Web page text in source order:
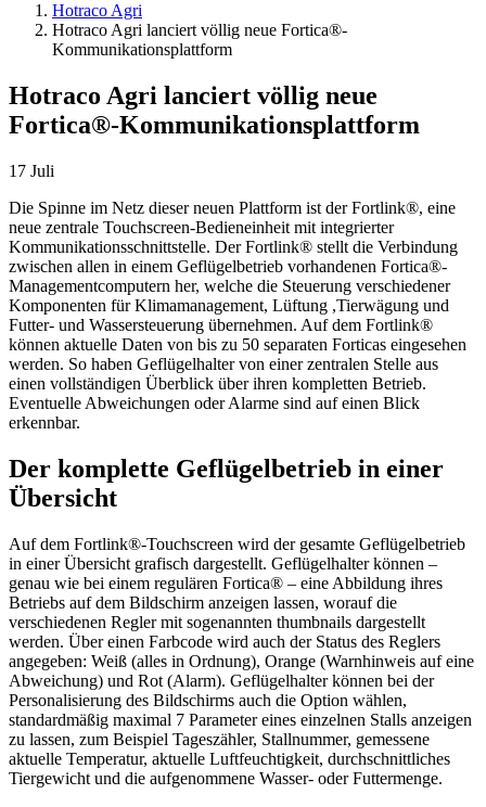
Hotraco Agri
Hotraco Agri lanciert völlig neue Fortica®-
Kommunikationsplattform
Hotraco Agri lanciert völlig neue
Fortica®-Kommunikationsplattform
17 Juli
Die Spinne im Netz dieser neuen Plattform ist der Fortlink®, eine
neue zentrale Touchscreen-Bedieneinheit mit integrierter
Kommunikationsschnittstelle. Der Fortlink® stellt die Verbindung
zwischen allen in einem Geflügelbetrieb vorhandenen Fortica®-
Managementcomputern her, welche die Steuerung verschiedener
Komponenten für Klimamanagement, Lüftung ,Tierwägung und
Futter- und Wassersteuerung übernehmen. Auf dem Fortlink®
können aktuelle Daten von bis zu 50 separaten Forticas eingesehen
werden. So haben Geflügelhalter von einer zentralen Stelle aus
einen vollständigen Überblick über ihren kompletten Betrieb.
Eventuelle Abweichungen oder Alarme sind auf einen Blick
erkennbar.
Der komplette Geflügelbetrieb in einer
Übersicht
Auf dem Fortlink®-Touchscreen wird der gesamte Geflügelbetrieb
in einer Übersicht grafisch dargestellt. Geflügelhalter können –
genau wie bei einem regulären Fortica® – eine Abbildung ihres
Betriebs auf dem Bildschirm anzeigen lassen, worauf die
verschiedenen Regler mit sogenannten thumbnails dargestellt
werden. Über einen Farbcode wird auch der Status des Reglers
angegeben: Weiß (alles in Ordnung), Orange (Warnhinweis auf eine
Abweichung) und Rot (Alarm). Geflügelhalter können bei der
Personalisierung des Bildschirms auch die Option wählen,
standardmäßig maximal 7 Parameter eines einzelnen Stalls anzeigen
zu lassen, zum Beispiel Tageszähler, Stallnummer, gemessene
aktuelle Temperatur, aktuelle Luftfeuchtigkeit, durchschnittliches
Tiergewicht und die aufgenommene Wasser- oder Futtermenge.